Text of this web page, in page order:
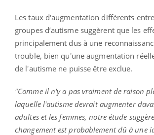
Les taux d'augmentation différents
groupes d’autisme suggèrent que les
principalement dus à une
trouble, bien qu'une augmentation
de l'autisme ne puisse être exclue.
"Comme il n'y a pas vraiment de raison
laquelle l'autisme devrait augmenter
adultes et les femmes, notre étude
changement est probablement dû à une